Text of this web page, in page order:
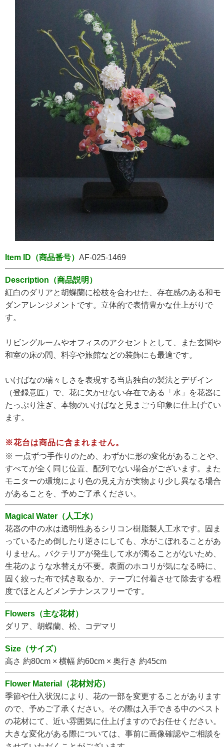
Item ID（商品番号） AF-025-1469
Description（商品説明）
紅白のダリアと胡蝶蘭に松枝を合わせた、存在感のある和モ
ダンアレンジメントです。立体的で表情豊かな仕上がりで
す。
リビングルームやオフィスのアクセントとして、また玄関や
和室の床の間、料亭や旅館などの装飾にも最適です。
いけばなの瑞々しさを表現する当店独自の製法とデザイン
（登録意匠）で、花に欠かせない存在である「水」を花器に
たっぷり注ぎ、本物のいけばなと見まごう印象に仕上げてい
ます。
※花台は商品に含まれません。
※ 一点ずつ手作りのため、わずかに形の変化があることや、
すべてが全く同じ位置、配列でない場合がございます。また
モニターの環境により色の見え方が実物より少し異なる場合
があることを、予めご了承ください。
Magical Water（人工水）
花器の中の水は透明性あるシリコン樹脂製人工水です。固ま
っているため倒したり逆さにしても、水がこぼれることがあ
りません。バクテリアが発生して水が濁ることがないため、
生花のような水替えが不要。表面のホコリが気になる時に、
固く絞った布で拭き取るか、テープに付着させて除去する程
度でほとんどメンテナンスフリーです。
Flowers（主な花材）
ダリア、胡蝶蘭、松、コデマリ
Size（サイズ）
高さ 約80cm × 横幅 約60cm × 奥行き 約45cm
Flower Material（花材対応）
季節や仕入状況により、花の一部を変更することがあります
ので、予めご了承ください。その際は入手できる中のベスト
の花材にて、近い雰囲気に仕上げますのでお任せください。
大きな変化がある際については、事前に画像確認やご相談を